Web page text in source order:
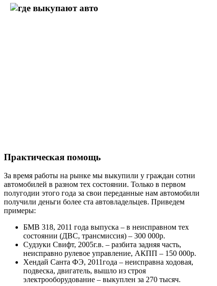
Практическая помощь
За время работы на рынке мы выкупили у граждан сотни
автомобилей в разном тех состоянии. Только в первом
полугодии этого года за свои переданные нам автомобили
получили деньги более ста автовладельцев. Приведем
примеры:
БМВ 318, 2011 года выпуска – в неисправном тех
состоянии (ДВС, трансмиссия) – 300 000р.
Судзуки Свифт, 2005г.в. – разбита задняя часть,
неисправно рулевое управление, АКПП – 150 000р.
Хендай Санта ФЭ, 2011года – неисправна ходовая,
подвеска, двигатель, вышло из строя
электрооборудование – выкуплен за 270 тысяч.